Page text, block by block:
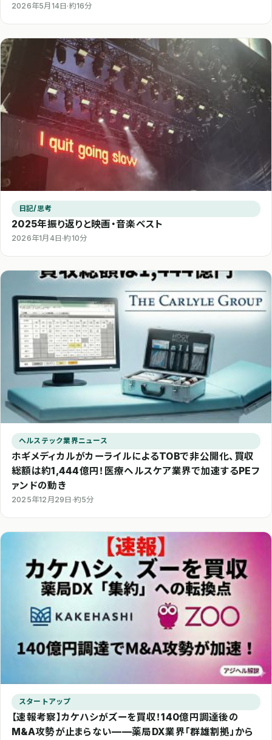
2026年5月14日 ·約16分
日記/思考
2025年振り返りと映画・音楽ベスト
2026年1月4日 ·約10分
ヘルステック業界ニュース
ホギメディカルがカーライルによるTOBで非公開化、買収
総額は約1,444億円！医療ヘルスケア業界で加速するPEフ
ァンドの動き
2025年12月29日 ·約5分
スタートアップ
【速報考察】カケハシがズーを買収！140億円調達後の
M&A攻勢が止まらない——薬局DX業界「群雄割拠」から